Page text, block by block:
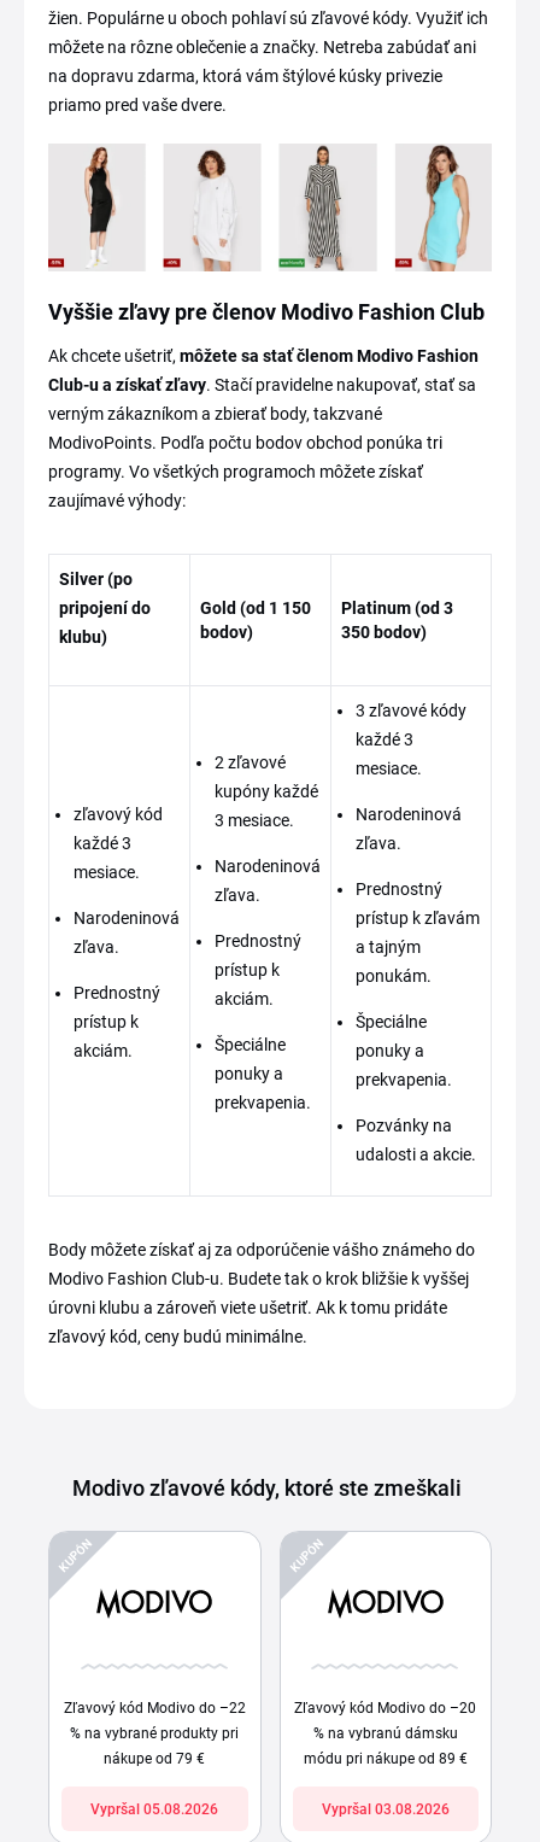
žien. Populárne u oboch pohlaví sú zľavové kódy. Využiť ich
môžete na rôzne oblečenie a značky. Netreba zabúdať ani
na dopravu zdarma, ktorá vám štýlové kúsky privezie
priamo pred vaše dvere.
Vyššie zľavy pre členov Modivo Fashion Club
Ak chcete ušetriť, môžete sa stať členom Modivo Fashion
Club-u a získať zľavy. Stačí pravidelne nakupovať, stať sa
verným zákazníkom a zbierať body, takzvané
ModivoPoints. Podľa počtu bodov obchod ponúka tri
programy. Vo všetkých programoch môžete získať
zaujímavé výhody:
Silver (po
pripojení do
klubu)
Gold (od 1 150
bodov)
Platinum (od 3
350 bodov)
zľavový kód
každé 3
mesiace.
Narodeninová
zľava.
Prednostný
prístup k
akciám.
2 zľavové
kupóny každé
3 mesiace.
Narodeninová
zľava.
Prednostný
prístup k
akciám.
Špeciálne
ponuky a
prekvapenia.
3 zľavové kódy
každé 3
mesiace.
Narodeninová
zľava.
Prednostný
prístup k zľavám
a tajným
ponukám.
Špeciálne
ponuky a
prekvapenia.
Pozvánky na
udalosti a akcie.
Body môžete získať aj za odporúčenie vášho známeho do
Modivo Fashion Club-u. Budete tak o krok bližšie k vyššej
úrovni klubu a zároveň viete ušetriť. Ak k tomu pridáte
zľavový kód, ceny budú minimálne.
Modivo zľavové kódy, ktoré ste zmeškali
KUPÓN
Zľavový kód Modivo do –22
% na vybrané produkty pri
nákupe od 79 €
Vypršal 05.08.2026
KUPÓN
Zľavový kód Modivo do –20
% na vybranú dámsku
módu pri nákupe od 89 €
Vypršal 03.08.2026